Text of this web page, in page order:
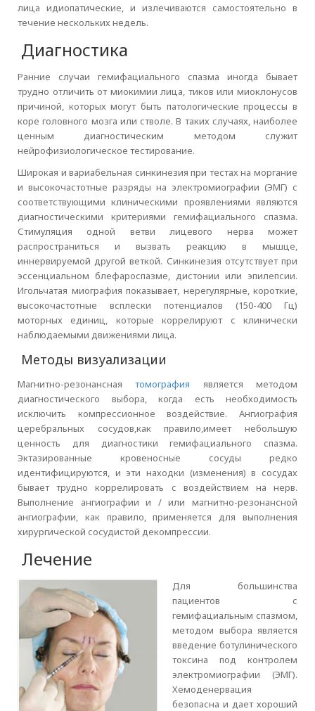
лица идиопатические, и излечиваются самостоятельно в
течение нескольких недель.
Диагностика
Ранние случаи гемифациального спазма иногда бывает
трудно отличить от миокимии лица, тиков или миоклонусов
причиной, которых могут быть патологические процессы в
коре головного мозга или стволе. В таких случаях, наиболее
ценным диагностическим методом служит
нейрофизиологическое тестирование.
Широкая и вариабельная синкинезия при тестах на моргание
и высокочастотные разряды на электромиографии (ЭМГ) с
соответствующими клиническими проявлениями являются
диагностическими критериями гемифациального спазма.
Стимуляция одной ветви лицевого нерва может
распространиться и вызвать реакцию в мышце,
иннервируемой другой веткой. Синкинезия отсутствует при
эссенциальном блефароспазме, дистонии или эпилепсии.
Игольчатая миография показывает, нерегулярные, короткие,
высокочастотные всплески потенциалов (150-400 Гц)
моторных единиц, которые коррелируют с клинически
наблюдаемыми движениями лица.
Методы визуализации
Магнитно-резонанснаятомография является методом
диагностического выбора, когда есть необходимость
исключить компрессионное воздействие. Ангиография
церебральных сосудов,как правило,имеет небольшую
ценность для диагностики гемифациального спазма.
Эктазированные кровеносные сосуды редко
идентифицируются, и эти находки (изменения) в сосудах
бывает трудно коррелировать с воздействием на нерв.
Выполнение ангиографии и / или магнитно-резонансной
ангиографии, как правило, применяется для выполнения
хирургической сосудистой декомпрессии.
Лечение
Для большинства
пациентов с
гемифациальным спазмом,
методом выбора является
введение ботулинического
токсина под контролем
электромиографии (ЭМГ).
Хемоденервация
безопасна и дает хороший